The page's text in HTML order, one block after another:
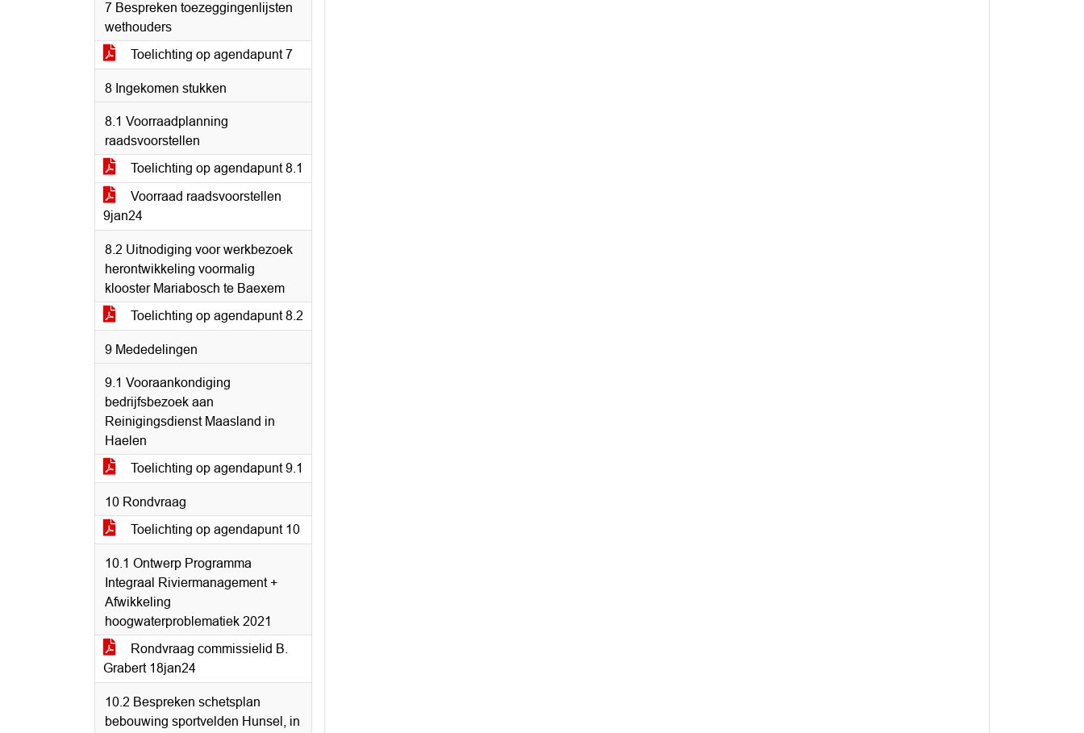
7 Bespreken toezeggingenlijsten
wethouders
Toelichting op agendapunt 7
8 Ingekomen stukken
8.1 Voorraadplanning
raadsvoorstellen
Toelichting op agendapunt 8.1
Voorraad raadsvoorstellen
9jan24
8.2 Uitnodiging voor werkbezoek
herontwikkeling voormalig
klooster Mariabosch te Baexem
Toelichting op agendapunt 8.2
9 Mededelingen
9.1 Vooraankondiging
bedrijfsbezoek aan
Reinigingsdienst Maasland in
Haelen
Toelichting op agendapunt 9.1
10 Rondvraag
Toelichting op agendapunt 10
10.1 Ontwerp Programma
Integraal Riviermanagement +
Afwikkeling
hoogwaterproblematiek 2021
Rondvraag commissielid B.
Grabert 18jan24
10.2 Bespreken schetsplan
bebouwing sportvelden Hunsel, in